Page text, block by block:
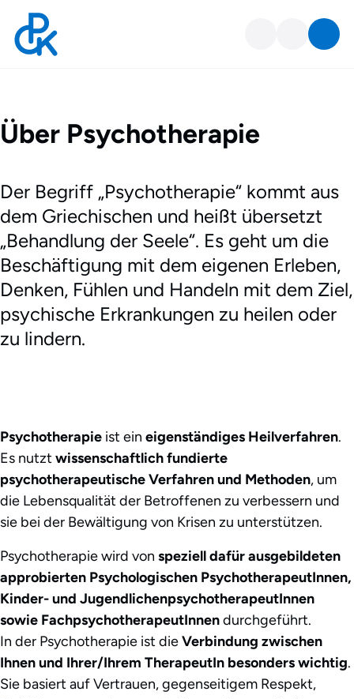
Über Psychotherapie
Über Psychotherapie
Der Begriff „Psychotherapie“ kommt aus
dem Griechischen und heißt übersetzt
„Behandlung der Seele“. Es geht um die
Beschäftigung mit dem eigenen Erleben,
Denken, Fühlen und Handeln mit dem Ziel,
psychische Erkrankungen zu heilen oder
zu lindern.
Psychotherapie ist ein eigenständiges Heilverfahren.
Es nutzt wissenschaftlich fundierte
psychotherapeutische Verfahren und Methoden, um
die Lebensqualität der Betroffenen zu verbessern und
sie bei der Bewältigung von Krisen zu unterstützen.
Psychotherapie wird von speziell dafür ausgebildeten
approbierten Psychologischen PsychotherapeutInnen,
Kinder- und JugendlichenpsychotherapeutInnen
sowie FachpsychotherapeutInnendurchgeführt.
In der Psychotherapie ist dieVerbindung zwischen
Ihnen und Ihrer/Ihrem TherapeutIn besonders wichtig.
Sie basiert auf Vertrauen, gegenseitigem Respekt,